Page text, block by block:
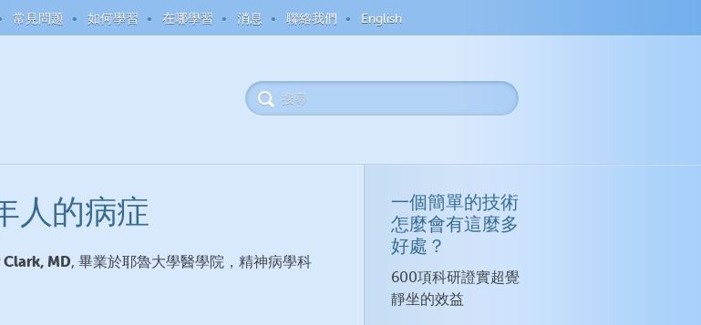
常見問題 如何學習 在哪學習 消息 聯絡我們 English
人的病症
MD, 畢業於耶魯大學醫學院，精神病學科
一個簡單的技術
怎麼會有這麼多
好處？
600項科研證實超覺
靜坐的效益